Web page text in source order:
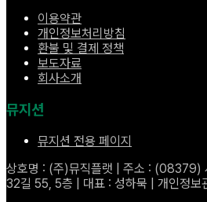
이용약관
개인정보처리방침
환불 및 결제 정책
보도자료
회사소개
뮤지션
뮤지션 전용 페이지
상호명 : (주)뮤직플랫 | 주소 : (08379)
32길 55, 5층 | 대표 : 성하묵 | 개인정보